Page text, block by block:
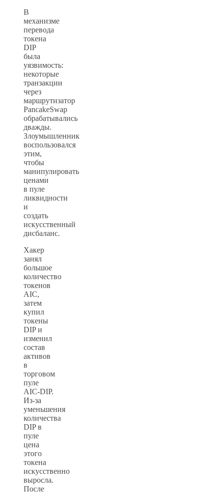
В
механизме
перевода
токена
DIP
была
уязвимость:
некоторые
транзакции
через
маршрутизатор
PancakeSwap
обрабатывались
дважды.
Злоумышленник
воспользовался
этим,
чтобы
манипулировать
ценами
в пуле
ликвидности
и
создать
искусственный
дисбаланс.
Хакер
занял
большое
количество
токенов
AIC,
затем
купил
токены
DIP и
изменил
состав
активов
в
торговом
пуле
AIC‑DIP.
Из‑за
уменьшения
количества
DIP в
пуле
цена
этого
токена
искусственно
выросла.
После